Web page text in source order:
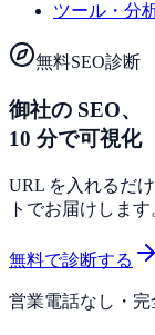
ツール・分
無料SEO診断
御社の SEO、
10 分で可視化
URL を入れるだ
トでお届けします
無料で診断する
営業電話なし・完